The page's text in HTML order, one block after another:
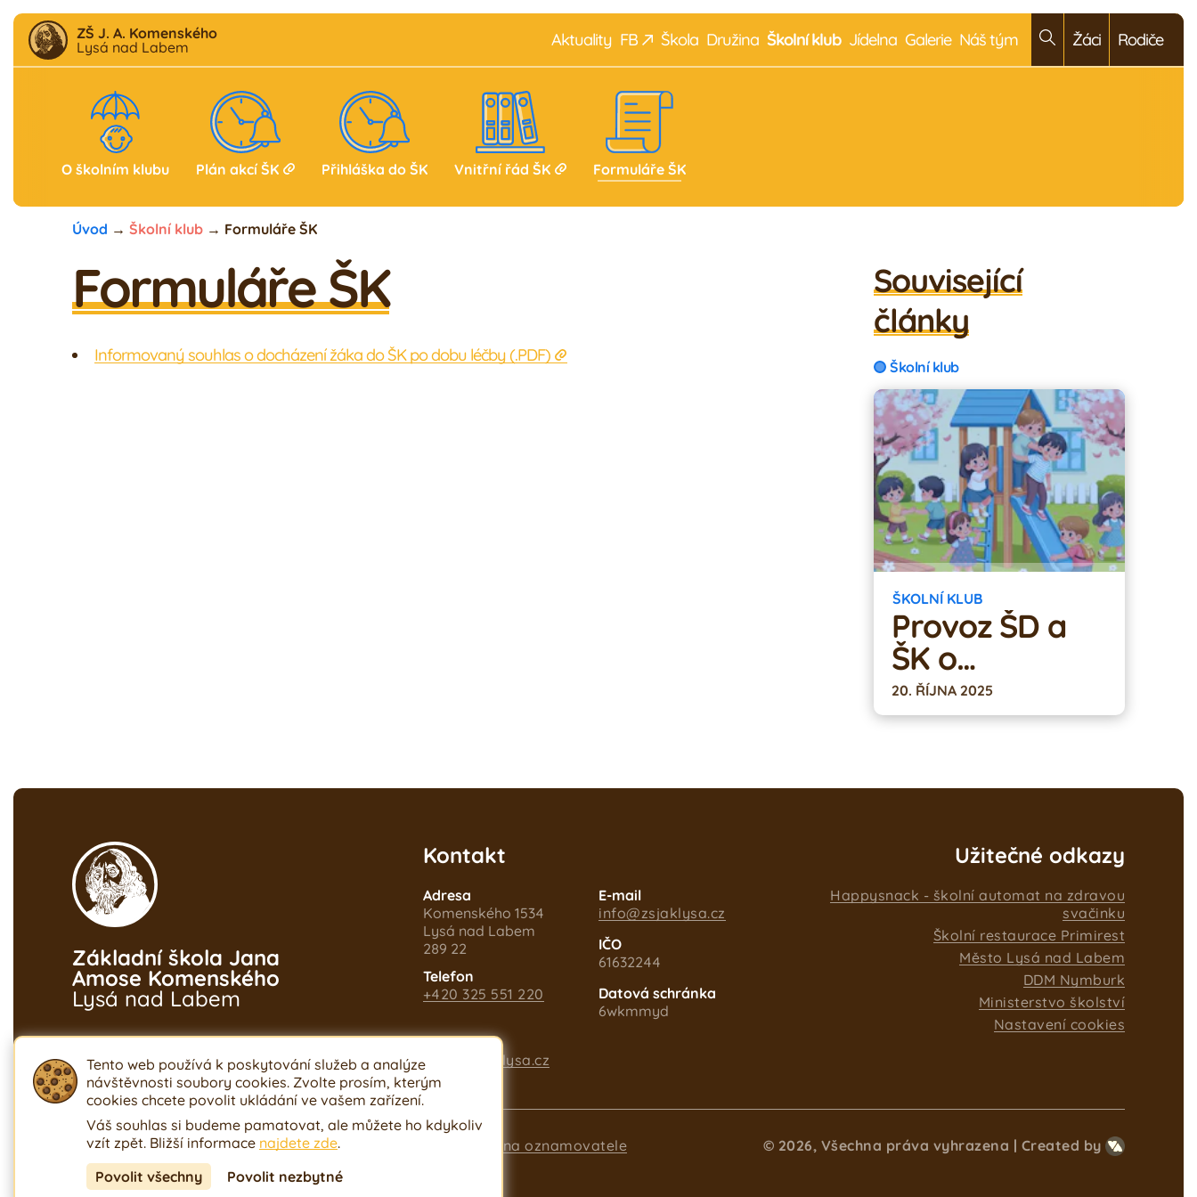
ZŠ J. A. Komenského
Lysá nad Labem
Aktuality FB Škola Družina Školní klub Jídelna Galerie Náš tým Žáci Rodiče
FB Družina Školní klub Jídelna Galerie Náš tým Žáci
O školním klubu Plán akcí ŠK Přihláška do ŠK Vnitřní řád ŠK Formuláře ŠK
Úvod → Školní klub→ Formuláře ŠK
Formuláře ŠK
Informovaný souhlas o docházení žáka do ŠK po dobu léčby(.PDF)
Související
články
Školní klub
ŠKOLNÍ KLUB
Provoz ŠD a
ŠK o
podzimních
prázdninách
20. ŘÍJNA 2025
Základní škola Jana
Amose Komenského
Lysá nad Labem
Kontakt
Adresa
Komenského 1534
Lysá nad Labem
289 22
E-mail
info@zsjaklysa.cz
IČO
61632244
Telefon
+420 325 551 220
Datová schránka
6wkmmyd
ePodatelna
info@zsjaklysa.cz
Užitečné odkazy
Happysnack - školní automat na zdravou
svačinku
Školní restaurace Primirest
Město Lysá nad Labem
DDM Nymburk
Ministerstvo školství
Nastavení cookies
Ochrana osobních údajů Prohlášení o přístupnosti Ochrana oznamovatele © 2026, Všechna práva vyhrazena Created by
Tento web používá k poskytování služeb a analýze
návštěvnosti soubory cookies. Zvolte prosím, kterým
cookies chcete povolit ukládání ve vašem zařízení.
Váš souhlas si budeme pamatovat, ale můžete ho kdykoliv
vzít zpět. Bližší informace najdete zde.
Povolit všechny
Povolit nezbytné